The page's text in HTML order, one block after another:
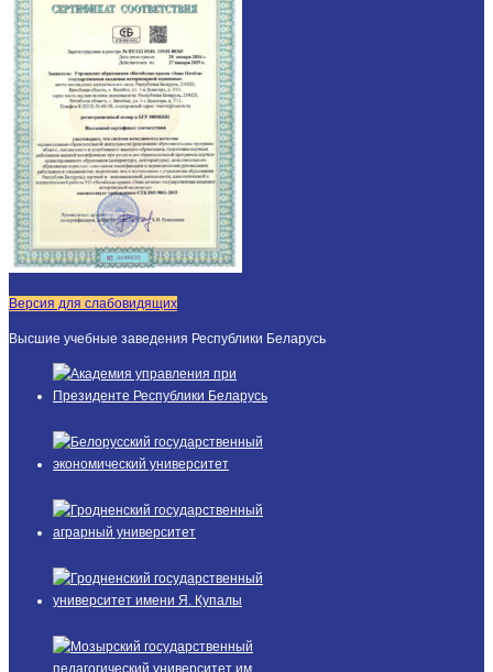
Версия для слабовидящих
Высшие учебные заведения Республики Беларусь